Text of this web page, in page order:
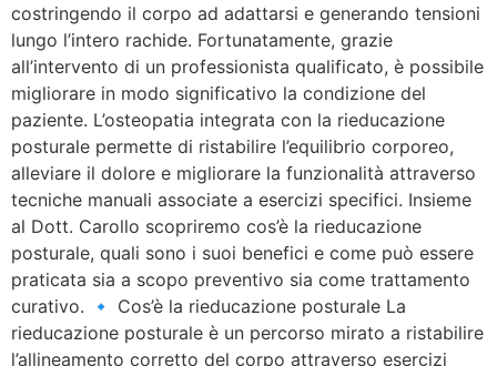
costringendo il corpo ad adattarsi e generando tensioni
lungo l’intero rachide. Fortunatamente, grazie
all’intervento di un professionista qualificato, è possibile
migliorare in modo significativo la condizione del
paziente. L’osteopatia integrata con la rieducazione
posturale permette di ristabilire l’equilibrio corporeo,
alleviare il dolore e migliorare la funzionalità attraverso
tecniche manuali associate a esercizi specifici. Insieme
al Dott. Carollo scopriremo cos’è la rieducazione
posturale, quali sono i suoi benefici e come può essere
praticata sia a scopo preventivo sia come trattamento
curativo. 🔹 Cos’è la rieducazione posturale La
rieducazione posturale è un percorso mirato a ristabilire
l’allineamento corretto del corpo attraverso esercizi